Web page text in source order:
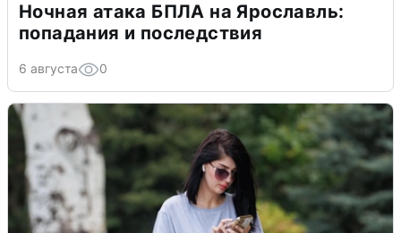
Ночная атака БПЛА на Ярославль:
попадания и последствия
6 августа 0